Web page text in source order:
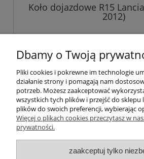
Koło dojazdowe R15
2012)
do koszyka
Pomoc
Informacje
Dbamy o Twoją
Pliki cookies i pokrewne im technologie
działanie strony i pomagają nam
potrzeb. Możesz zaakceptować
wszystkich tych plików i przejść do sklepu
plików do swoich preferencji, wybierając
Więcej o plikach cookies przeczytasz w
prywatności.
zaakceptuj tylko